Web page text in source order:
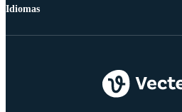
Idiomas